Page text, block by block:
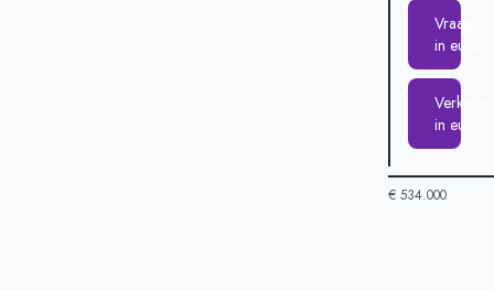
Vraagprijs
in euro's
in euro's
€ 534.000